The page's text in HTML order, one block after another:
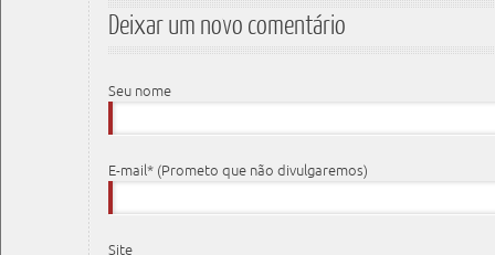
Deixar um novo comentário
Seu nome
E-mail* (Prometo que não divulgaremos)
Site